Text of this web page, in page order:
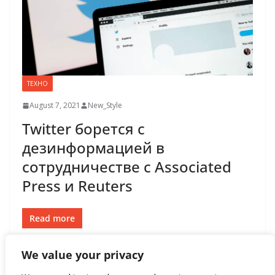
We value your privacy
ТЕХНО
August 7, 2021 New_Style
Twitter борется с
дезинформацией в
сотрудничестве с Associated
Press и Reuters
Read more